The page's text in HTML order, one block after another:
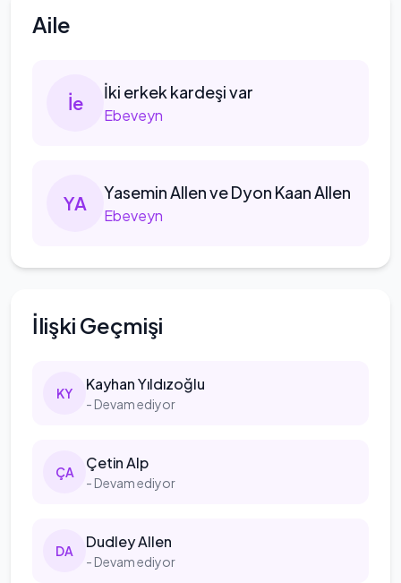
Aile
İe İki erkek kardeşi var
Ebeveyn
YA YaseminAllen ve Dyon Kaan Allen
Ebeveyn
İlişki Geçmişi
KY KayhanYıldızoğlu
- Devam ediyor
ÇA ÇetinAlp
- Devam ediyor
DA DudleyAllen
- Devam ediyor